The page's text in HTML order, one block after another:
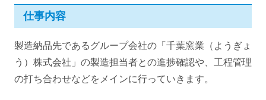
仕事内容
製造納品先であるグループ会社の「千葉窯業（ようぎょ
う）株式会社」の製造担当者との進捗確認や、工程管理
の打ち合わせなどをメインに行っていきます。